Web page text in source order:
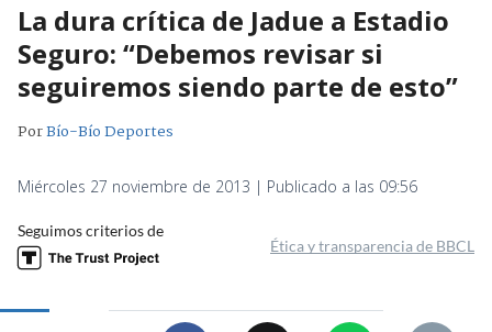
La dura crítica de Jadue a Estadio
Seguro: “Debemos revisar si
seguiremos siendo parte de esto”
PorBío-Bío Deportes
Miércoles 27 noviembre de 2013 | Publicado a las 09:56
Seguimos criterios de
Ética y transparencia de BBCL